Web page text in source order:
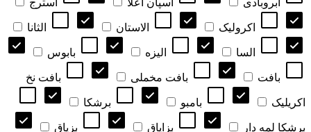
اکرولیک الاستان الثانا
السا الیزه بابوس
بافت بافت مخملی بافت نخ
اکریلیک بامبو برشکا
برشکا لمه دار بزایاق بزیاق